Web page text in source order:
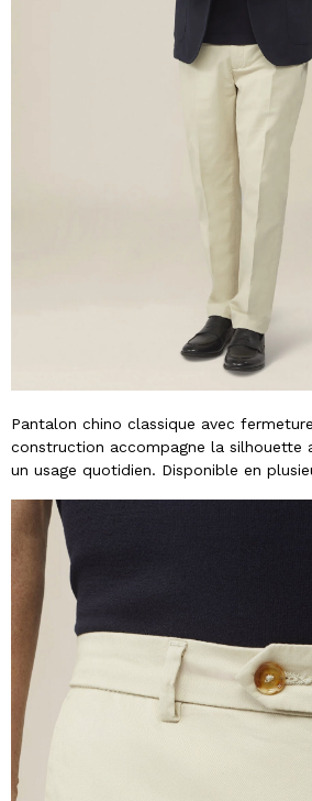
Pantalon chino classique avec
construction accompagne la
un usage quotidien. Disponible en